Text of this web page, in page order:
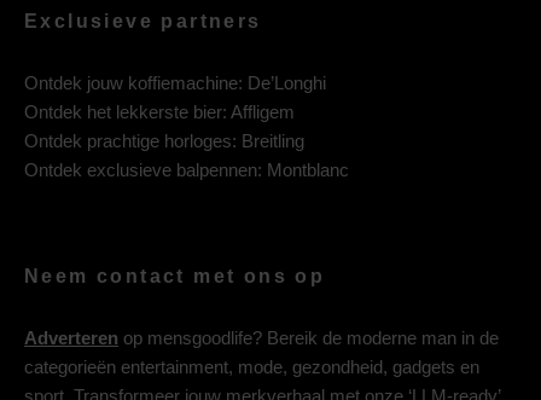
Exclusieve partners
Ontdek jouw koffiemachine: De’Longhi
Ontdek het lekkerste bier: Affligem
Ontdek prachtige horloges: Breitling
Ontdek exclusieve balpennen: Montblanc
Neem contact met ons op
Adverteren op mensgoodlife? Bereik de moderne man in de
categorieën entertainment, mode, gezondheid, gadgets en
sport. Transformeer jouw merkverhaal met onze ‘LLM-ready’